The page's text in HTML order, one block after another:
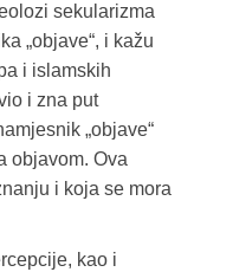
sekularizma
„objave“, i kažu
i islamskih
i zna put
„objave“
objavom. Ova
i koja se mora
kao i